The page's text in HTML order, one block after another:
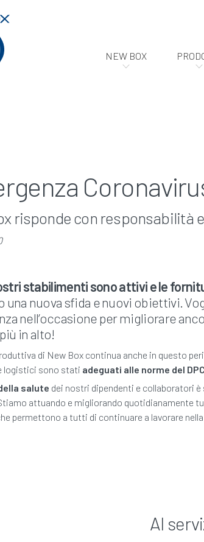
NEW BOX
risponde con responsabilità
stabilimenti sono attivi e le
una nuova sfida e nuovi obiettivi.
nell’occasione per migliorare
in alto!
di New Box continua anche in questo
logistici sono stati adeguati alle norme del
salute dei nostri dipendenti e collaboratori
attuando e migliorando quotidianamente
permettono a tutti di continuare a lavorare
Al